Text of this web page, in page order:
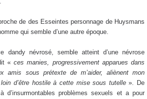
de des Esseintes personnage de Huysmans
qui semble d’une autre époque.
dandy névrosé, semble atteint d’une névrose
«ces manies, progressivement apparues dans
amis sous prétexte de m’aider, aliènent mon
d’être hostile à cette mise sous tutelle». De
d’insurmontables problèmes sexuels et a pour